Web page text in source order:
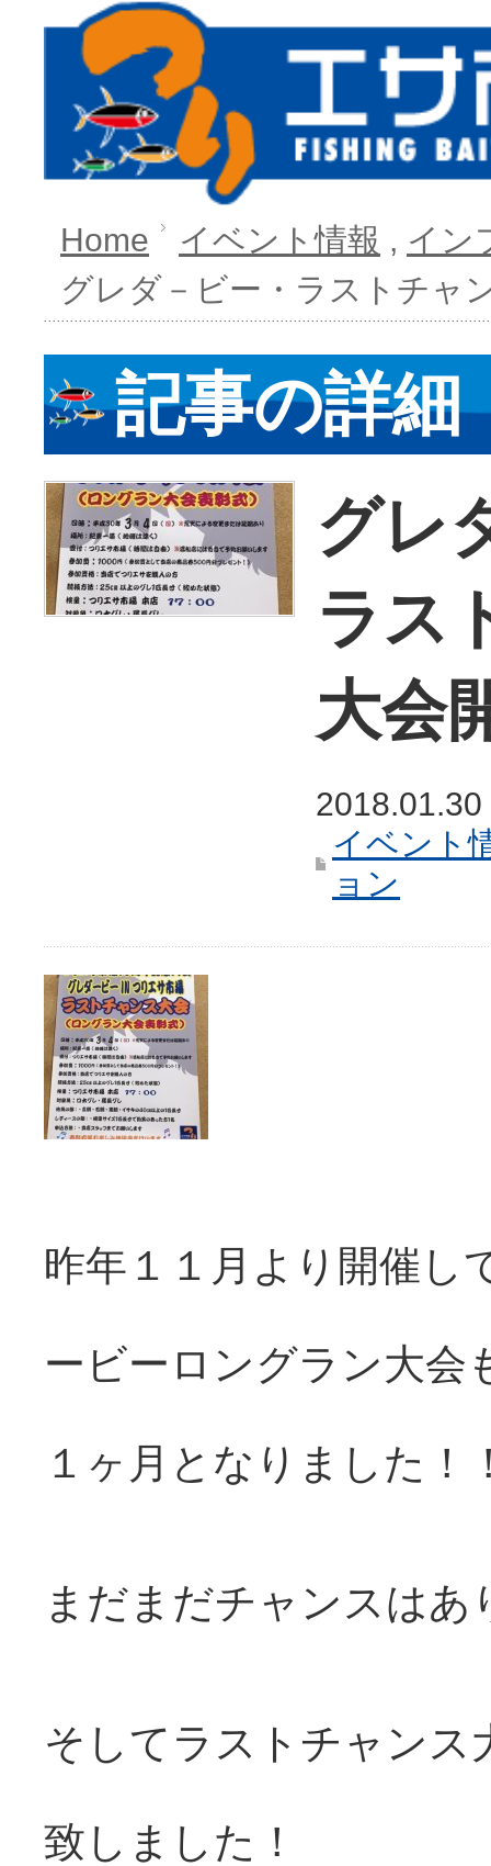
Home イベント情報 , イン
グレダ－ビー・ラストチャ
記事の詳細
グレ
ラス
大会
2018.01.30
イベント
ョン
昨年１１月より開催し
ービーロングラン大会
１ヶ月となりました！
まだまだチャンスはあ
そしてラストチャンス
致しました！